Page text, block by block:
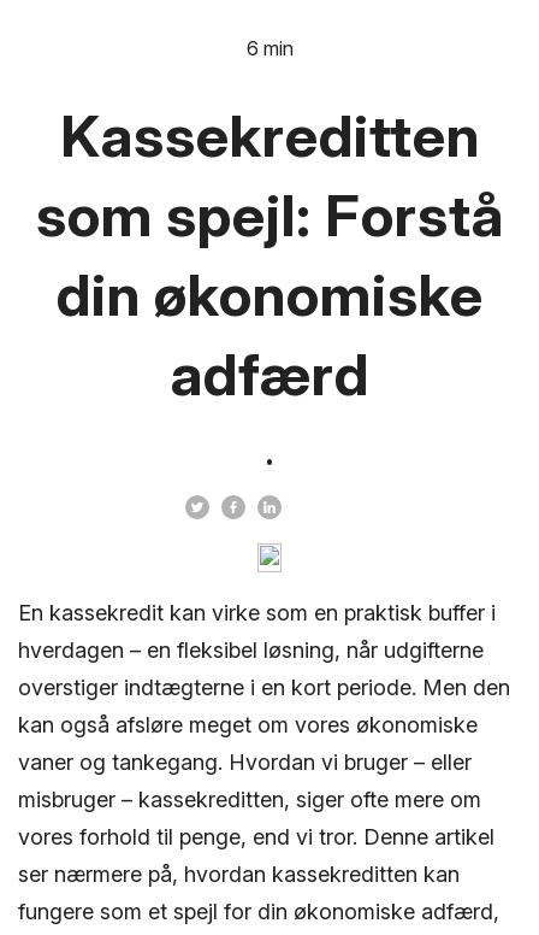
Kassekreditten
som spejl: Forstå
din økonomiske
adfærd
6 min
En kassekredit kan virke som en praktisk buffer i
hverdagen – en fleksibel løsning, når udgifterne
overstiger indtægterne i en kort periode. Men den
kan også afsløre meget om vores økonomiske
vaner og tankegang. Hvordan vi bruger – eller
misbruger – kassekreditten, siger ofte mere om
vores forhold til penge, end vi tror. Denne artikel
ser nærmere på, hvordan kassekreditten kan
fungere som et spejl for din økonomiske adfærd,